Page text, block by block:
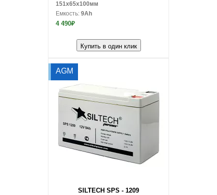
151x65x100мм
Емкость: 9Ah
4 490₽
Купить в один клик
AGM
SILTECH SPS - 1209